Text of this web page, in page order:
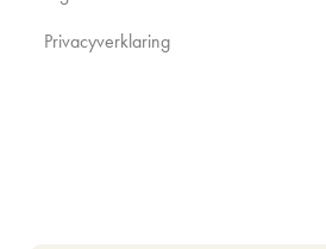
Privacyverklaring